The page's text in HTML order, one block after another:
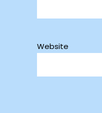
Website